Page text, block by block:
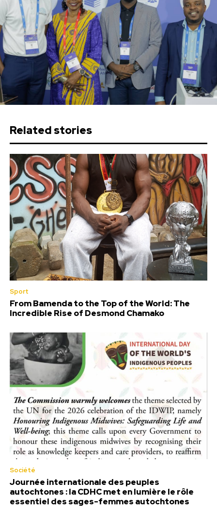
Related stories
Sport
From Bamenda to the Top of the World: The
Incredible Rise of Desmond Chamako
Société
Journée internationale des peuples
autochtones : la CDHC met en lumière le rôle
essentiel des sages-femmes autochtones